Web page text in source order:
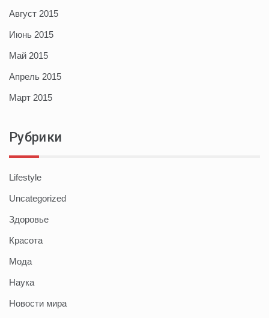
Август 2015
Июнь 2015
Май 2015
Апрель 2015
Март 2015
Рубрики
Lifestyle
Uncategorized
Здоровье
Красота
Мода
Наука
Новости мира